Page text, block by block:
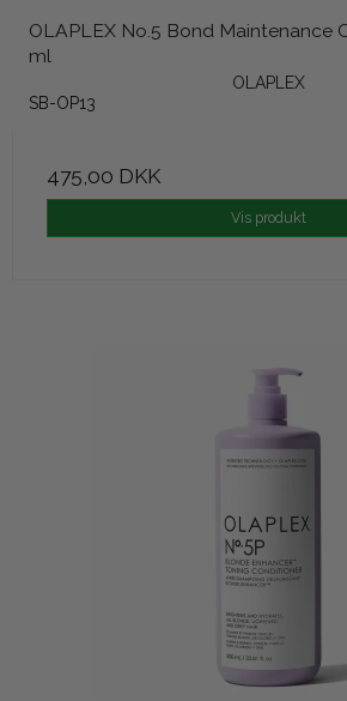
OLAPLEX No.5 Bond Maintenance
ml
OLAPLEX
SB-OP13
475,00 DKK
Vis produkt